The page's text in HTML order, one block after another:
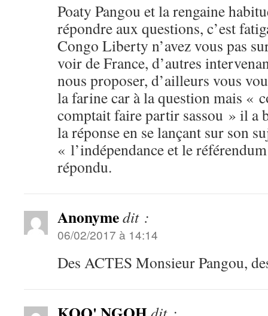
Poaty Pangou et la rengaine
répondre aux questions, c’est
Congo Liberty n’avez vous pas
voir de France, d’autres
nous proposer, d’ailleurs vous
la farine car à la question mais «
comptait faire partir sassou » il a
la réponse en se lançant sur son
« l’indépendance et le
répondu.
Anonymedit :
06/02/2017 à 14:14
Des ACTES Monsieur Pangou,